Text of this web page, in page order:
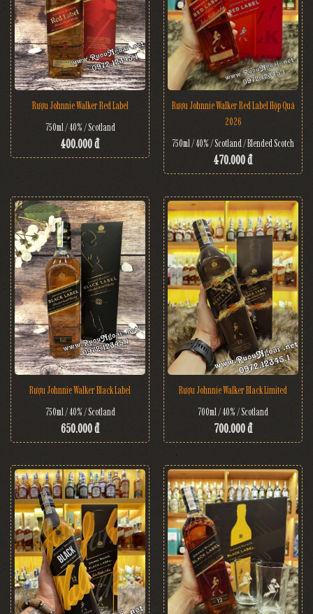
Rượu Johnnie Walker Red Label
750ml / 40% / Scotland
400.000 đ
Rượu Johnnie Walker Red Label Hộp Quà
2026
750ml / 40% / Scotland / Blended Scotch
470.000 đ
Rượu Johnnie Walker Black Label
750ml / 40% / Scotland
650.000 đ
Rượu Johnnie Walker Black Limited
700ml / 40% / Scotland
700.000 đ